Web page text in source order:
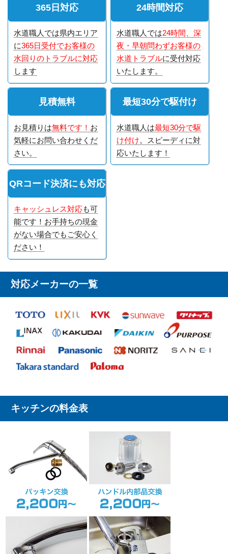
365日対応
水道職人では県内エリア
に365日受付でお客様の
水回りのトラブルに対応
します
24時間対応
水道職人では24時間、深
夜・早朝問わずお客様の
水道トラブルに受付対応
いたします。
見積無料
お見積りは無料です！ お
気軽にお問い合わせくだ
さい。
最短30分で駆付け
水道職人は最短30分で駆
け付け。スピーディに対
応いたします！
QRコード決済にも対応
キャッシュレス対応も可
能です！お手持ちの現金
がない場合でもご安心く
ださい！
対応メーカーの一覧
キッチンの料金表